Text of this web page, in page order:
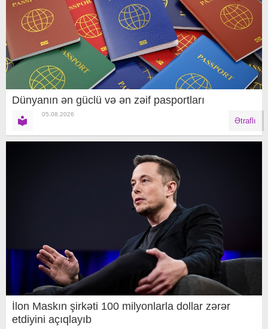
Dünyanın ən güclü və ən zəif pasportları
05.08.2026
Ətraflı
İlon Maskın şirkəti 100 milyonlarla dollar zərər
etdiyini açıqlayıb